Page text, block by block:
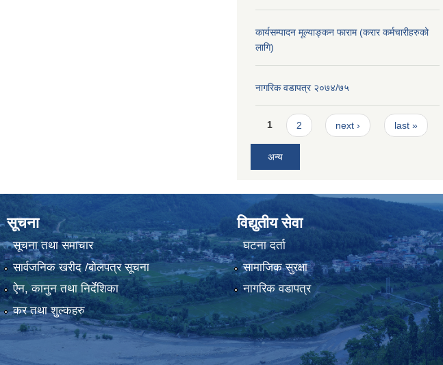
कार्यसम्पादन मूल्याङ्कन फाराम (करार कर्मचारीहरुको
लागि)
नागरिक वडापत्र २०७४/७५
Pages
1 2 next › last »
अन्य
सूचना
सूचना तथा समाचार
सार्वजनिक खरीद /बोलपत्र सूचना
ऐन, कानुन तथा निर्देशिका
कर तथा शुल्कहरु
विद्युतीय सेवा
घटना दर्ता
सामाजिक सुरक्षा
नागरिक वडापत्र